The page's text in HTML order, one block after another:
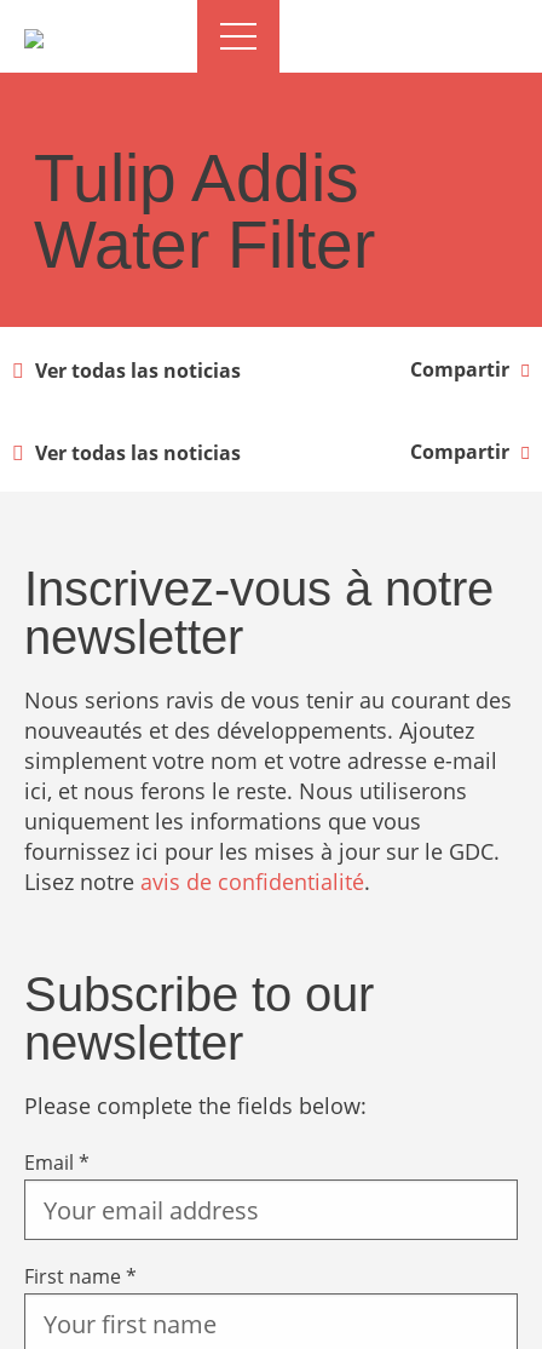
Tulip Addis
Water Filter
Ver todas las noticias Compartir
Ver todas las noticias Compartir
Inscrivez-vous à notre
newsletter
Nous serions ravis de vous tenir au courant des
nouveautés et des développements. Ajoutez
simplement votre nom et votre adresse e-mail
ici, et nous ferons le reste. Nous utiliserons
uniquement les informations que vous
fournissez ici pour les mises à jour sur le GDC.
Lisez notre avis de confidentialité.
Subscribe to our
newsletter
Please complete the fields below:
Email *
First name *